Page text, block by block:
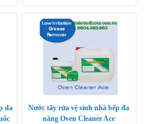
đa
Nước tẩy rửa vệ sinh nhà bếp đa
năng Oven Cleaner Ace